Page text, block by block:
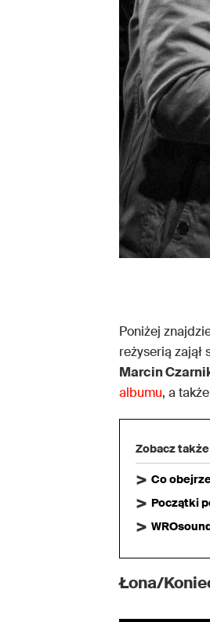
Poniżej
reżyserią zajął
Marcin
albumu, a
Zobacz także
Co
Początki
Łona/